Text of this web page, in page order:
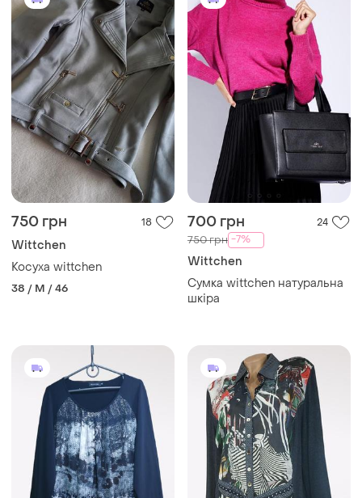
750 грн 18
Wittchen
Косуха wittchen
38 / M / 46
700 грн 24
750 грн -7%
Wittchen
Сумка wittchen натуральна
шкіра